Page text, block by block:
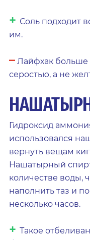
+ Соль подходит
им.
– Лайфхак больше
серостью, а не
Гидроксид
использовался
вернуть вещам
Нашатырный
количестве воды,
наполнить таз и
несколько часов.
+ Такое